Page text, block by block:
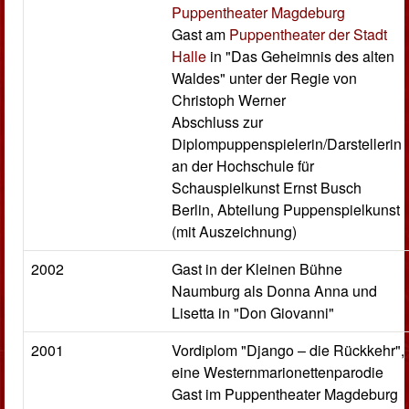
Puppentheater Magdeburg
Gast am Puppentheater der Stadt
Halle in "Das Geheimnis des alten
Waldes" unter der Regie von
Christoph Werner
Abschluss zur
Diplompuppenspielerin/Darstellerin
an der Hochschule für
Schauspielkunst Ernst Busch
Berlin, Abteilung Puppenspielkunst
(mit Auszeichnung)
2002
Gast in der Kleinen Bühne
Naumburg als Donna Anna und
Lisetta in "Don Giovanni"
2001
Vordiplom "Django – die Rückkehr",
eine Westernmarionettenparodie
Gast im Puppentheater Magdeburg